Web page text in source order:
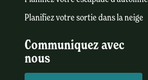
Planifiez votre sortie dans la neige
Communiquez avec
nous